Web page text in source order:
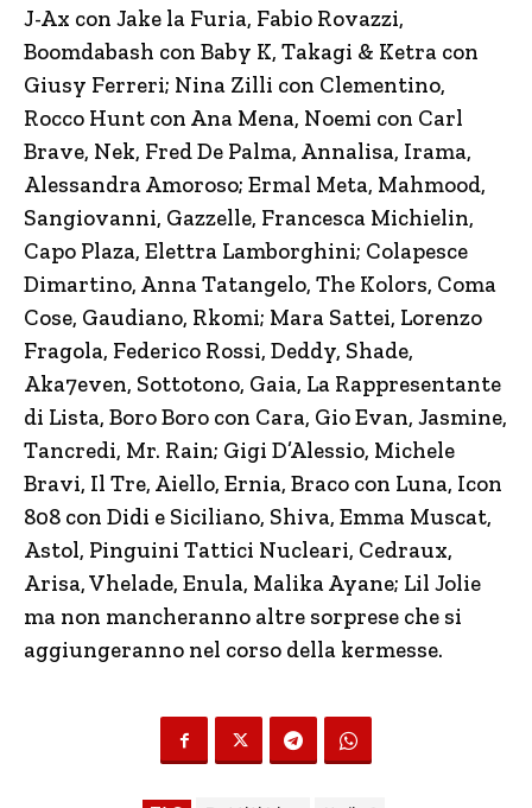
J-Ax con Jake la Furia, Fabio Rovazzi,
Boomdabash con Baby K, Takagi & Ketra con
Giusy Ferreri; Nina Zilli con Clementino,
Rocco Hunt con Ana Mena, Noemi con Carl
Brave, Nek, Fred De Palma, Annalisa, Irama,
Alessandra Amoroso; Ermal Meta, Mahmood,
Sangiovanni, Gazzelle, Francesca Michielin,
Capo Plaza, Elettra Lamborghini; Colapesce
Dimartino, Anna Tatangelo, The Kolors, Coma
Cose, Gaudiano, Rkomi; Mara Sattei, Lorenzo
Fragola, Federico Rossi, Deddy, Shade,
Aka7even, Sottotono, Gaia, La Rappresentante
di Lista, Boro Boro con Cara, Gio Evan, Jasmine,
Tancredi, Mr. Rain; Gigi D’Alessio, Michele
Bravi, Il Tre, Aiello, Ernia, Braco con Luna, Icon
808 con Didi e Siciliano, Shiva, Emma Muscat,
Astol, Pinguini Tattici Nucleari, Cedraux,
Arisa, Vhelade, Enula, Malika Ayane; Lil Jolie
ma non mancheranno altre sorprese che si
aggiungeranno nel corso della kermesse.